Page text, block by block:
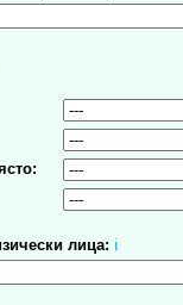
лица: ℹ